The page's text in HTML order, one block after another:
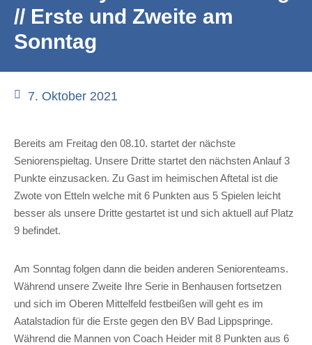
// Erste und Zweite am
Sonntag
7. Oktober 2021
Bereits am Freitag den 08.10. startet der nächste
Seniorenspieltag. Unsere Dritte startet den nächsten Anlauf 3
Punkte einzusacken. Zu Gast im heimischen Aftetal ist die
Zwote von Etteln welche mit 6 Punkten aus 5 Spielen leicht
besser als unsere Dritte gestartet ist und sich aktuell auf Platz
9 befindet.
Am Sonntag folgen dann die beiden anderen Seniorenteams.
Während unsere Zweite Ihre Serie in Benhausen fortsetzen
und sich im Oberen Mittelfeld festbeißen will geht es im
Aatalstadion für die Erste gegen den BV Bad Lippspringe.
Während die Mannen von Coach Heider mit 8 Punkten aus 6